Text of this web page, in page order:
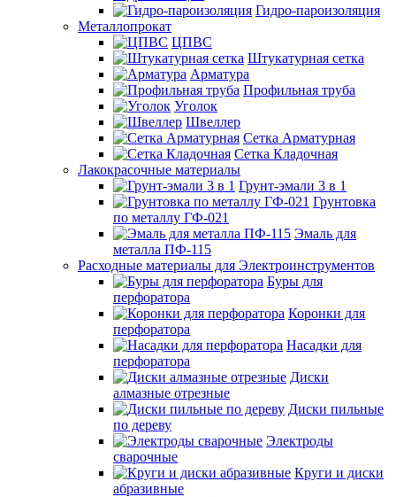
Гидро-пароизоляция
Металлопрокат
ЦПВС
Штукатурная сетка
Арматура
Профильная труба
Уголок
Швеллер
Сетка Арматурная
Сетка Кладочная
Лакокрасочные материалы
Грунт-эмали 3 в 1
Грунтовка
по металлу ГФ-021
Эмаль для
металла ПФ-115
Расходные материалы для Электроинструментов
Буры для
перфоратора
Коронки для
перфоратора
Насадки для
перфоратора
Диски
алмазные отрезные
Диски пильные
по дереву
Электроды
сварочные
Круги и диски
абразивные